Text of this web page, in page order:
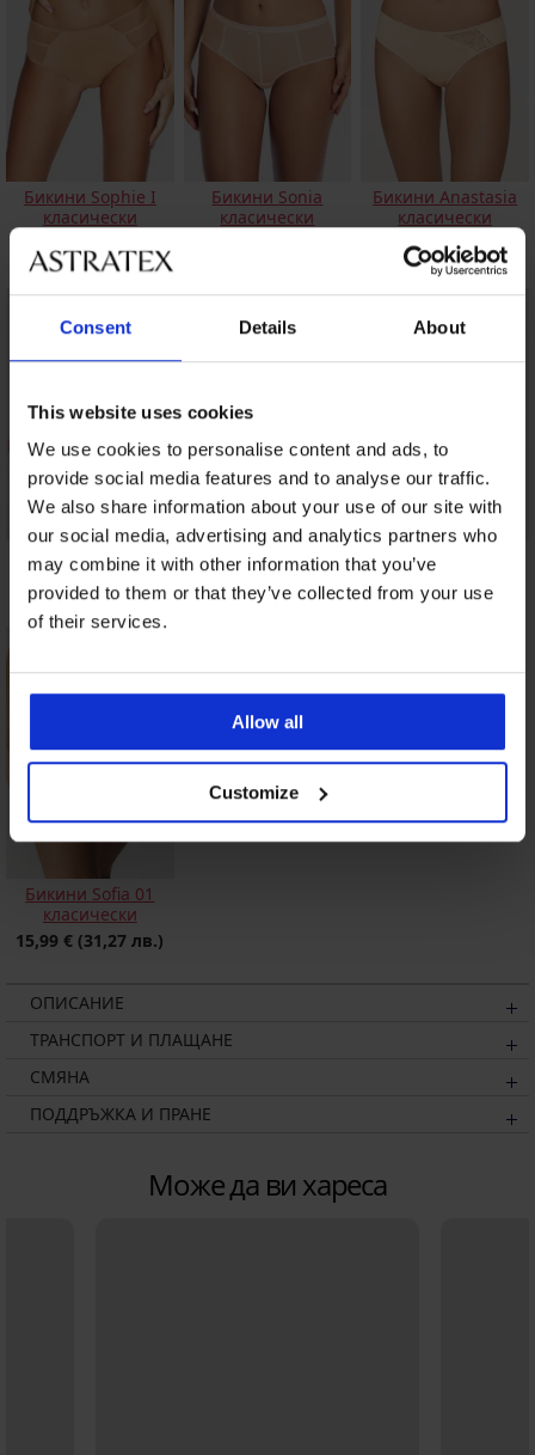
Consent Details About
This website uses cookies
We use cookies to personalise content and ads, to
provide social media features and to analyse our traffic.
We also share information about your use of our site with
our social media, advertising and analytics partners who
may combine it with other information that you’ve
provided to them or that they’ve collected from your use
of their services.
Allow all
Customize
Бикини Sophie I
класически
Бикини Sonia
класически
Бикини Anastasia
класически
15,99 €(31,27 лв.)
Бикини Honey H36
класически
22,99 €(44,96 лв.)
Бикини Paradise
класически
23,09 €(45,16 лв.)
Бикини Novato
30,99 €
Бикини Sofia 01
класически
15,99 € (31,27 лв.)
ОПИСАНИЕ
ТРАНСПОРТ И ПЛАЩАНЕ
СМЯНА
ПОДДРЪЖКА И ПРАНЕ
Може да ви хареса